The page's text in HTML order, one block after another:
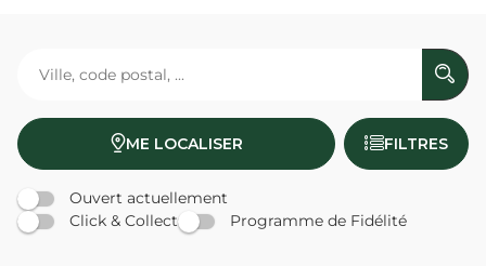
ME LOCALISER FILTRES
Ouvert actuellement
Click & Collect
Programme de Fidélité